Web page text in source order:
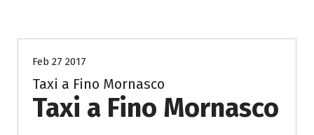
Feb 27 2017
Taxi a Fino Mornasco
Taxi a Fino Mornasco